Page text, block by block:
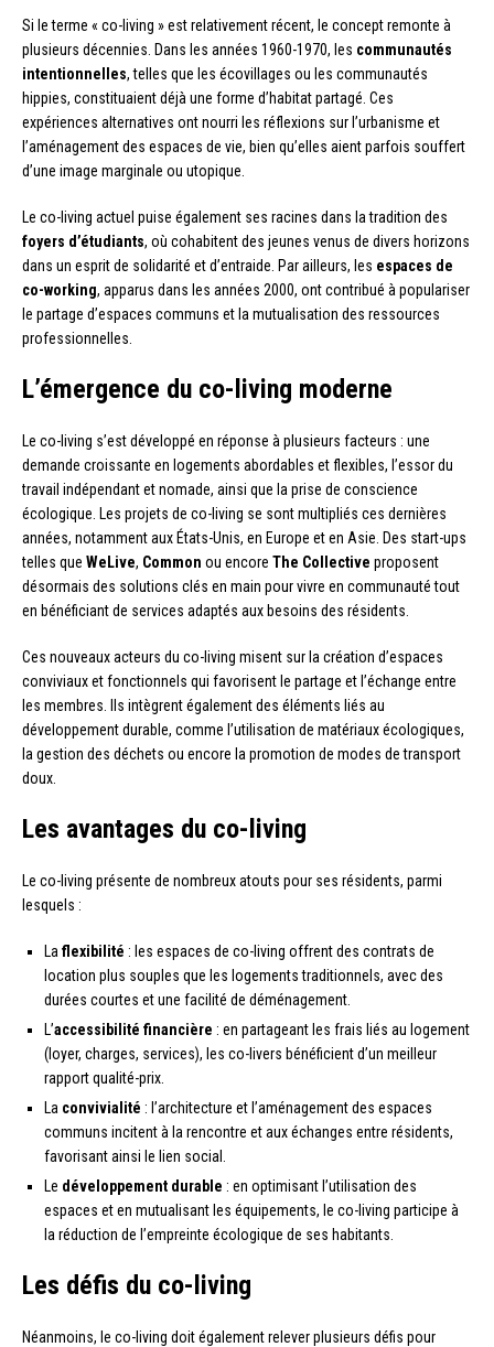
Si le terme « co-living » est relativement récent, le concept remonte à
plusieurs décennies. Dans les années 1960-1970, les communautés
intentionnelles, telles que les écovillages ou les communautés
hippies, constituaient déjà une forme d’habitat partagé. Ces
expériences alternatives ont nourri les réflexions sur l’urbanisme et
l’aménagement des espaces de vie, bien qu’elles aient parfois souffert
d’une image marginale ou utopique.
Le co-living actuel puise également ses racines dans la tradition des
foyers d’étudiants, où cohabitent des jeunes venus de divers horizons
dans un esprit de solidarité et d’entraide. Par ailleurs, les espaces de
co-working, apparus dans les années 2000, ont contribué à populariser
le partage d’espaces communs et la mutualisation des ressources
professionnelles.
L’émergence du co-living moderne
Le co-living s’est développé en réponse à plusieurs facteurs : une
demande croissante en logements abordables et flexibles, l’essor du
travail indépendant et nomade, ainsi que la prise de conscience
écologique. Les projets de co-living se sont multipliés ces dernières
années, notamment aux États-Unis, en Europe et en Asie. Des start-ups
telles que WeLive, Common ou encore The Collective proposent
désormais des solutions clés en main pour vivre en communauté tout
en bénéficiant de services adaptés aux besoins des résidents.
Ces nouveaux acteurs du co-living misent sur la création d’espaces
conviviaux et fonctionnels qui favorisent le partage et l’échange entre
les membres. Ils intègrent également des éléments liés au
développement durable, comme l’utilisation de matériaux écologiques,
la gestion des déchets ou encore la promotion de modes de transport
doux.
Les avantages du co-living
Le co-living présente de nombreux atouts pour ses résidents, parmi
lesquels :
La flexibilité : les espaces de co-living offrent des contrats de
location plus souples que les logements traditionnels, avec des
durées courtes et une facilité de déménagement.
L’accessibilité financière : en partageant les frais liés au logement
(loyer, charges, services), les co-livers bénéficient d’un meilleur
rapport qualité-prix.
La convivialité : l’architecture et l’aménagement des espaces
communs incitent à la rencontre et aux échanges entre résidents,
favorisant ainsi le lien social.
Le développement durable : en optimisant l’utilisation des
espaces et en mutualisant les équipements, le co-living participe à
la réduction de l’empreinte écologique de ses habitants.
Les défis du co-living
Néanmoins, le co-living doit également relever plusieurs défis pour